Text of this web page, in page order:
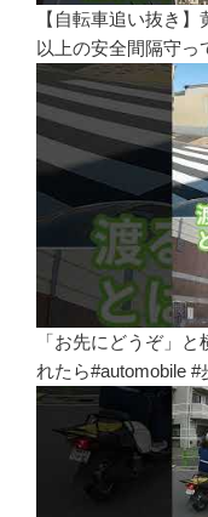
【自転車追い抜き
以上の安全間隔守っ
「お先にどうぞ」
れたら#automobile